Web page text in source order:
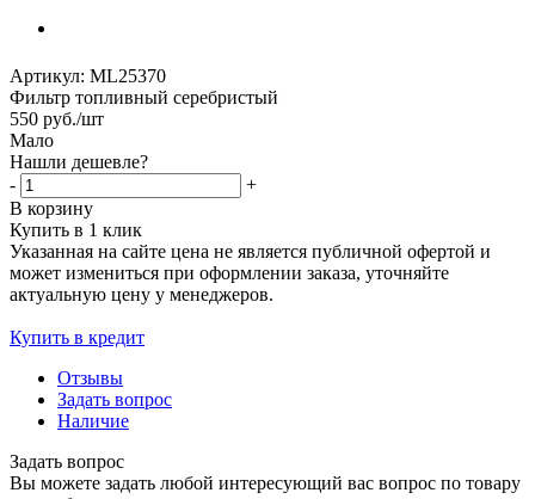
Артикул: ML25370
Фильтр топливный серебристый
550 руб./шт
Мало
Нашли дешевле?
-
+
В корзину
Купить в 1 клик
Указанная на сайте цена не является публичной офертой и
может измениться при оформлении заказа, уточняйте
актуальную цену у менеджеров.
Купить в кредит
Отзывы
Задать вопрос
Наличие
Задать вопрос
Вы можете задать любой интересующий вас вопрос по товару